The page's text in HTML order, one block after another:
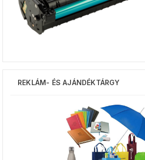
REKLÁM- ÉS AJÁNDÉKTÁRGY